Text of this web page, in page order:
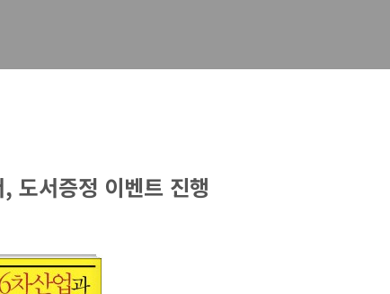
도서증정 이벤트 진행